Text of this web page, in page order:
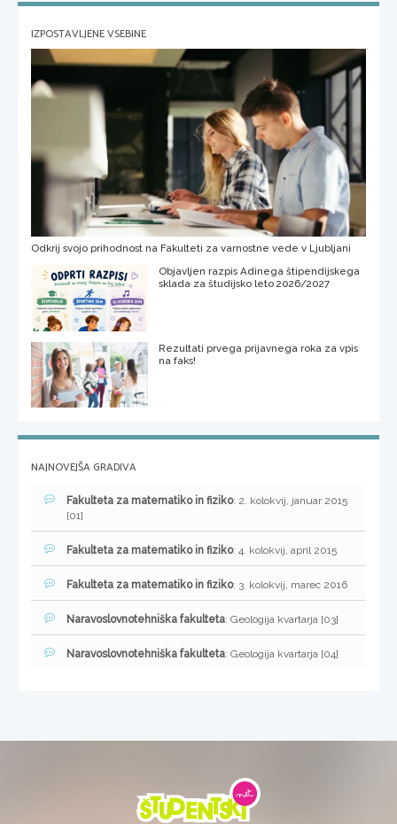
IZPOSTAVLJENE VSEBINE
Odkrij svojo prihodnost na Fakulteti za varnostne vede v Ljubljani
Objavljen razpis Adinega štipendijskega
sklada za študijsko leto 2026/2027
Rezultati prvega prijavnega roka za vpis
na faks!
NAJNOVEJŠA GRADIVA
Fakulteta za matematiko in fiziko: 2. kolokvij, januar 2015
[01]
Fakulteta za matematiko in fiziko: 4. kolokvij, april 2015
Fakulteta za matematiko in fiziko: 3. kolokvij, marec 2016
Naravoslovnotehniška fakulteta: Geologija kvartarja [03]
Naravoslovnotehniška fakulteta: Geologija kvartarja [04]